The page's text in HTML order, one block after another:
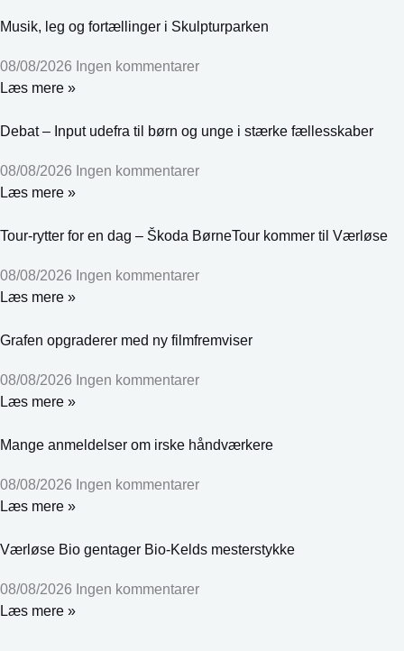
Musik, leg og fortællinger i Skulpturparken
08/08/2026 Ingen kommentarer
Læs mere »
Debat – Input udefra til børn og unge i stærke fællesskaber
08/08/2026 Ingen kommentarer
Læs mere »
Tour-rytter for en dag – Škoda BørneTour kommer til Værløse
08/08/2026 Ingen kommentarer
Læs mere »
Grafen opgraderer med ny filmfremviser
08/08/2026 Ingen kommentarer
Læs mere »
Mange anmeldelser om irske håndværkere
08/08/2026 Ingen kommentarer
Læs mere »
Værløse Bio gentager Bio-Kelds mesterstykke
08/08/2026 Ingen kommentarer
Læs mere »